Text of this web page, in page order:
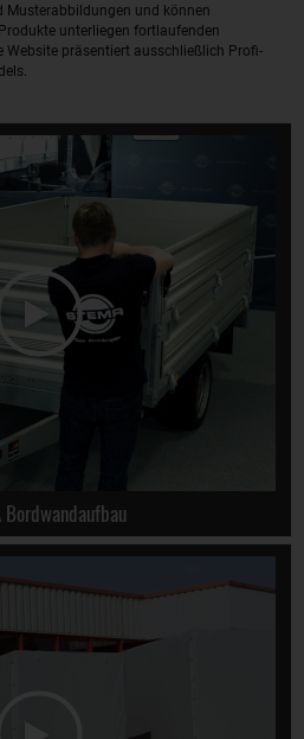
Musterabbildungen und können
unterliegen fortlaufenden
Website präsentiert ausschließlich Profi-
Bordwandaufbau